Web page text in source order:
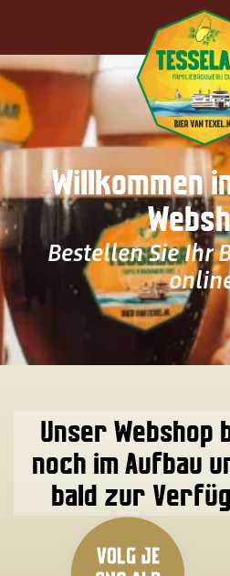
Zum Hauptinhalt springen
Willkommen
Bestellen Sie Ihr
Unser
noch im Aufbau
bald zur